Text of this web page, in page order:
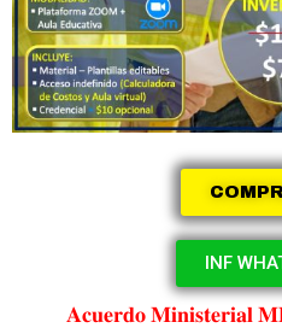
INF
𝐀𝐜𝐮𝐞𝐫𝐝𝐨 𝐌𝐢𝐧𝐢𝐬𝐭𝐞𝐫𝐢𝐚𝐥